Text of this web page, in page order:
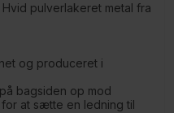
pulverlakeret metal fra
og produceret i
bagsiden op mod
at sætte en ledning til